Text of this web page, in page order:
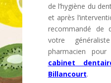
de l’hygiène du
et après
recommandé de
votre
pharmacien pour
cabinet
Billancourt.